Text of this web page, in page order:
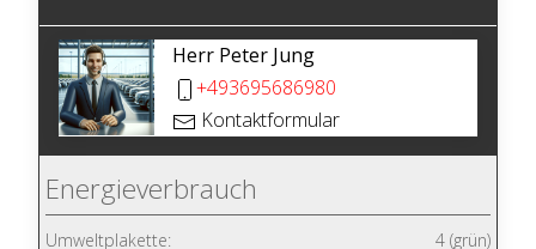
Herr Peter Jung
+493695686980
Kontaktformular
Energieverbrauch
Umweltplakette:
4 (grün)